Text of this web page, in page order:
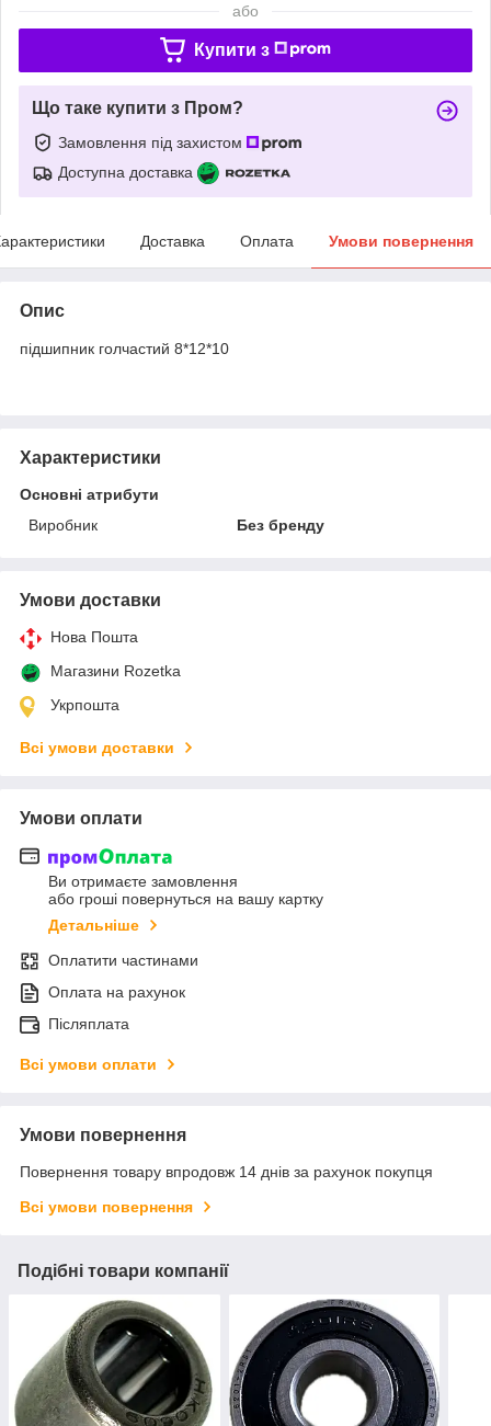
або
Купити з
Що таке купити з Пром?
Замовлення під захистом
Доступна доставка
Доставка Оплата Умови повернення
Опис
підшипник голчастий 8*12*10
Характеристики
Основні атрибути
Виробник
Без бренду
Умови доставки
Нова Пошта
Магазини Rozetka
Укрпошта
Всі умови доставки
Умови оплати
Ви отримаєте замовлення
або гроші повернуться на вашу картку
Детальніше
Оплатити частинами
Оплата на рахунок
Післяплата
Всі умови оплати
Умови повернення
Повернення товару впродовж 14 днів за рахунок покупця
Всі умови повернення
Подібні товари компанії